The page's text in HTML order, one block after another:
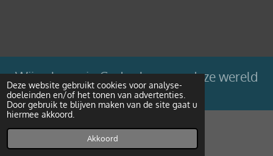
Deze website gebruikt cookies voor analyse-
doeleinden en/of het tonen van advertenties.
Door gebruik te blijven maken van de site gaat u
hiermee akkoord.
Akkoord
Wij geloven in Gods plan voor deze wereld
Powered byJouwWeb